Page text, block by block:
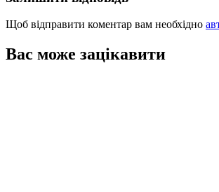
Щоб відправити коментар вам необхідно
Вас може зацікавити